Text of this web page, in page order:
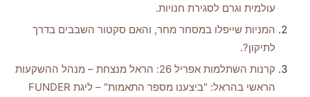
עולמית וגרם לסגירת חנויות.
המניות שייפלו במסחר מחר, והאם סקטור השבבים בדרך
לתיקון?.
קרנות השתלמות אפריל 26: הראל מנצחת – מנהל ההשקעות
הראשי בהראל: "ביצענו מספר התאמות" – ליגת FUNDER